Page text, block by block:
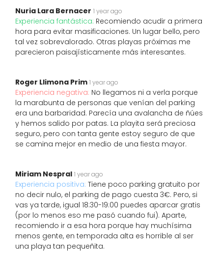
Nuria Lara Bernacer 1 year ago
Experiencia fantástica: Recomiendo acudir a primera
hora para evitar masificaciones. Un lugar bello, pero
tal vez sobrevalorado. Otras playas próximas me
parecieron paisajísticamente más interesantes.
Roger Llimona Prim 1 year ago
Experiencia negativa: No llegamos ni a verla porque
la marabunta de personas que venían del parking
era una barbaridad. Parecía una avalancha de ñúes
y hemos salido por patas. La playita será preciosa
seguro, pero con tanta gente estoy seguro de que
se camina mejor en medio de una fiesta mayor.
Miriam Nespral 1 year ago
Experiencia positiva: Tiene poco parking gratuito por
no decir nulo, el parking de pago cuesta 3€. Pero, si
vas ya tarde, igual 18:30-19:00 puedes aparcar gratis
(por lo menos eso me pasó cuando fui). Aparte,
recomiendo ir a esa hora porque hay muchísima
menos gente, en temporada alta es horrible al ser
una playa tan pequeñita.